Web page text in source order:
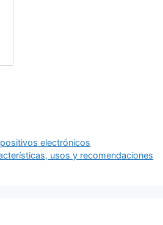
electrónicos
usos y recomendaciones